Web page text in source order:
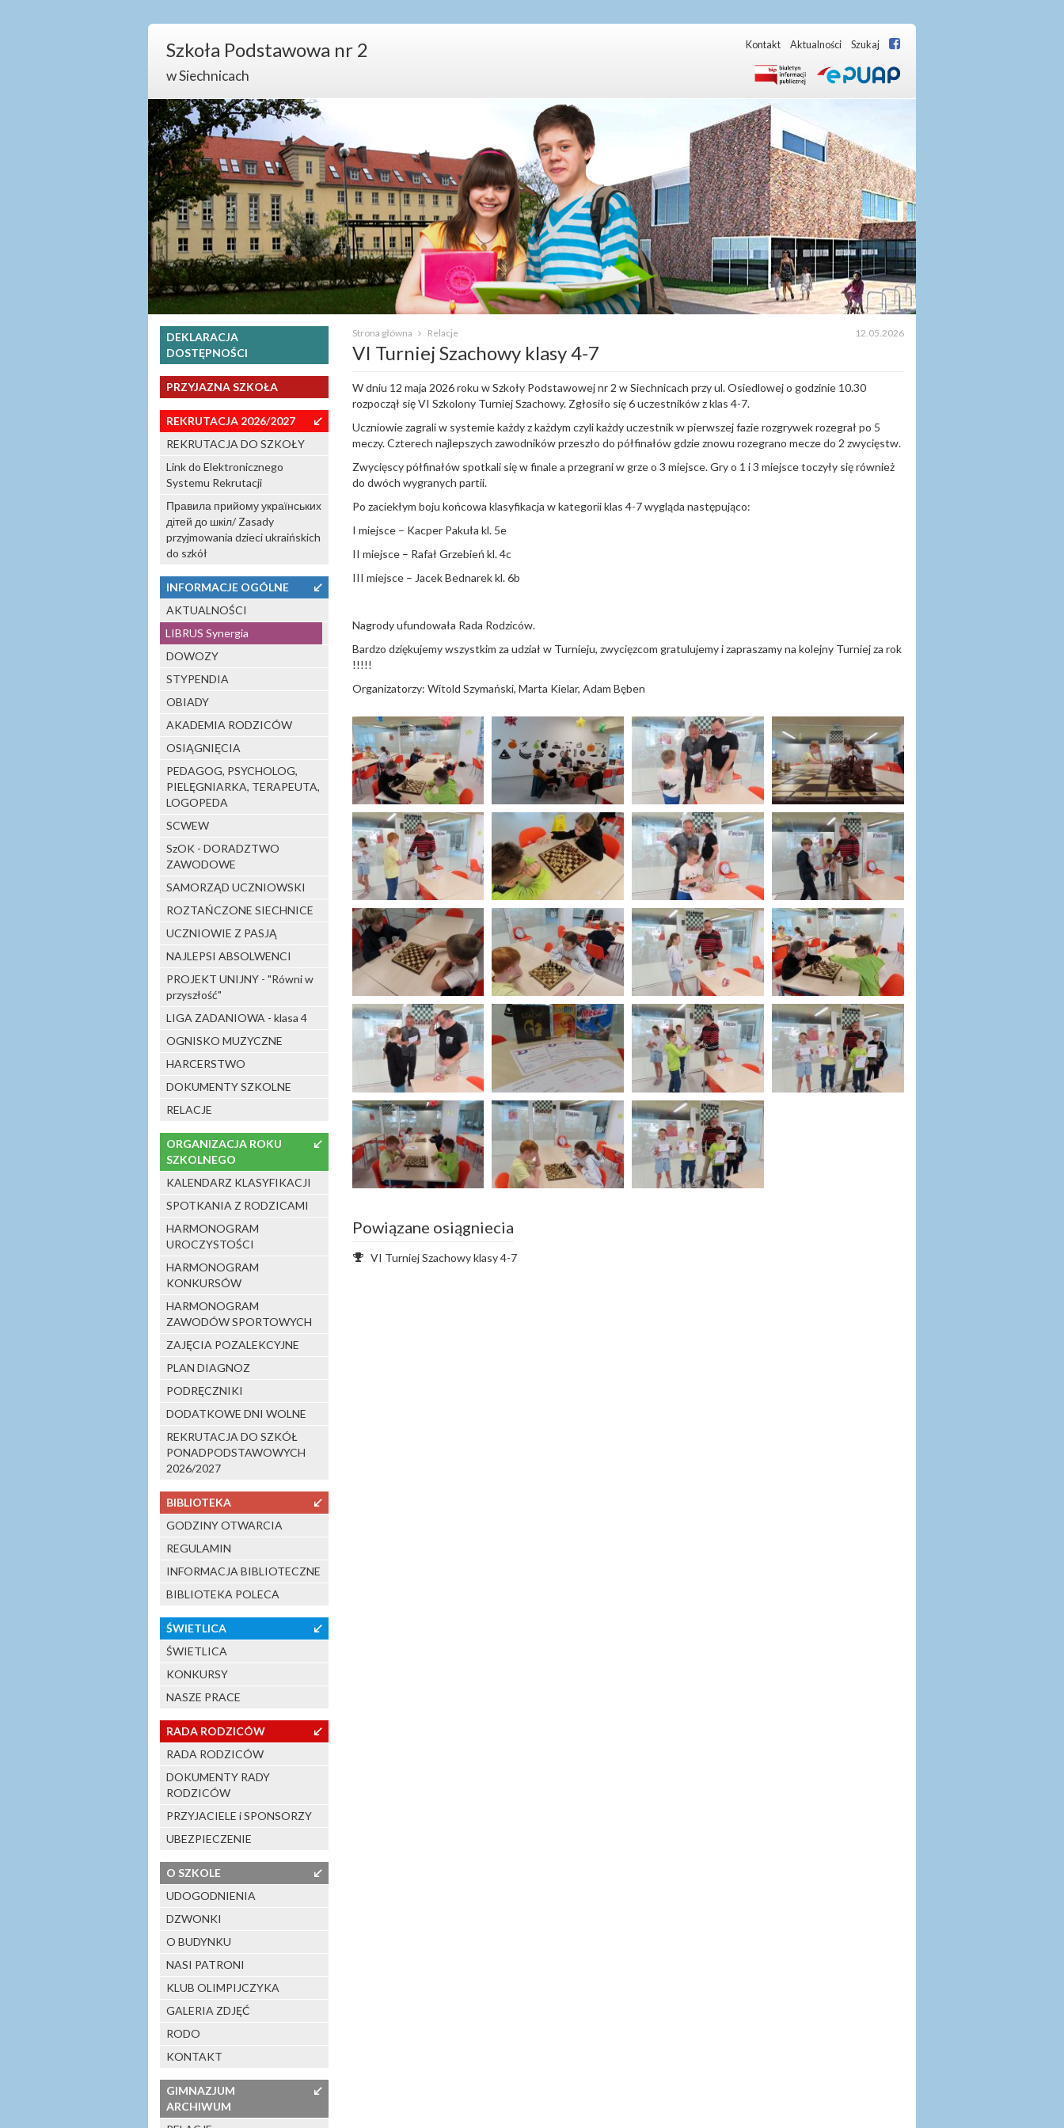
Szkoła Podstawowa nr 2
w Siechnicach
Kontakt Aktualności Szukaj
DEKLARACJA
DOSTĘPNOŚCI
PRZYJAZNA SZKOŁA
REKRUTACJA 2026/2027
↙
REKRUTACJA DO SZKOŁY
Link do Elektronicznego
Systemu Rekrutacji
Правила прийому українських
дітей до шкіл/ Zasady
przyjmowania dzieci ukraińskich
do szkół
INFORMACJE OGÓLNE
↙
AKTUALNOŚCI
LIBRUS Synergia
DOWOZY
STYPENDIA
OBIADY
AKADEMIA RODZICÓW
OSIĄGNIĘCIA
PEDAGOG, PSYCHOLOG,
PIELĘGNIARKA, TERAPEUTA,
LOGOPEDA
SCWEW
SzOK - DORADZTWO
ZAWODOWE
SAMORZĄD UCZNIOWSKI
ROZTAŃCZONE SIECHNICE
UCZNIOWIE Z PASJĄ
NAJLEPSI ABSOLWENCI
PROJEKT UNIJNY - "Równi w
przyszłość"
LIGA ZADANIOWA - klasa 4
OGNISKO MUZYCZNE
HARCERSTWO
DOKUMENTY SZKOLNE
RELACJE
ORGANIZACJA ROKU
SZKOLNEGO
↙
KALENDARZ KLASYFIKACJI
SPOTKANIA Z RODZICAMI
HARMONOGRAM
UROCZYSTOŚCI
HARMONOGRAM
KONKURSÓW
HARMONOGRAM
ZAWODÓW SPORTOWYCH
ZAJĘCIA POZALEKCYJNE
PLAN DIAGNOZ
PODRĘCZNIKI
DODATKOWE DNI WOLNE
REKRUTACJA DO SZKÓŁ
PONADPODSTAWOWYCH
2026/2027
BIBLIOTEKA
↙
GODZINY OTWARCIA
REGULAMIN
INFORMACJA BIBLIOTECZNE
BIBLIOTEKA POLECA
ŚWIETLICA
↙
ŚWIETLICA
KONKURSY
NASZE PRACE
RADA RODZICÓW
↙
RADA RODZICÓW
DOKUMENTY RADY
RODZICÓW
PRZYJACIELE i SPONSORZY
UBEZPIECZENIE
O SZKOLE
↙
UDOGODNIENIA
DZWONKI
O BUDYNKU
NASI PATRONI
KLUB OLIMPIJCZYKA
GALERIA ZDJĘĆ
RODO
KONTAKT
GIMNAZJUM
ARCHIWUM
↙
12.05.2026
Strona główna Relacje
VI Turniej Szachowy klasy 4-7
W dniu 12 maja 2026 roku w Szkoły Podstawowej nr 2 w Siechnicach przy ul. Osiedlowej o godzinie 10.30
rozpoczął się VI Szkolony Turniej Szachowy. Zgłosiło się 6 uczestników z klas 4-7.
Uczniowie zagrali w systemie każdy z każdym czyli każdy uczestnik w pierwszej fazie rozgrywek rozegrał po 5
meczy. Czterech najlepszych zawodników przeszło do półfinałów gdzie znowu rozegrano mecze do 2 zwycięstw.
Zwycięscy półfinałów spotkali się w finale a przegrani w grze o 3 miejsce. Gry o 1 i 3 miejsce toczyły się również
do dwóch wygranych partii.
Po zaciekłym boju końcowa klasyfikacja w kategorii klas 4-7 wygląda następująco:
I miejsce – Kacper Pakuła kl. 5e
II miejsce – Rafał Grzebień kl. 4c
III miejsce – Jacek Bednarek kl. 6b
Nagrody ufundowała Rada Rodziców.
Bardzo dziękujemy wszystkim za udział w Turnieju, zwycięzcom gratulujemy i zapraszamy na kolejny Turniej za rok
!!!!!
Organizatorzy: Witold Szymański, Marta Kielar, Adam Bęben
Powiązane osiągniecia
VI Turniej Szachowy klasy 4-7